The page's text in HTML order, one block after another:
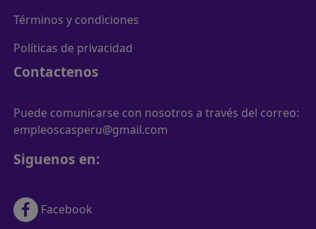
Términos y condiciones
Políticas de privacidad
Contactenos
Puede comunicarse con nosotros a través del correo:
empleoscasperu@gmail.com
Siguenos en:
Facebook